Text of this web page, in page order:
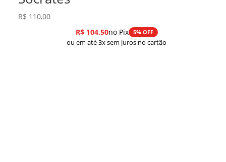
R$ 110,00
R$104,50no Pix 5% OFF
ou em até 3x sem juros no cartão